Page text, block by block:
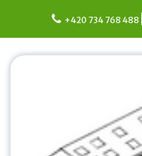
content
+420 734 768 488